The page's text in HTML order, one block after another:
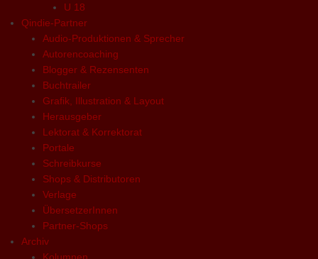
U 18
Qindie-Partner
Audio-Produktionen & Sprecher
Autorencoaching
Blogger & Rezensenten
Buchtrailer
Grafik, Illustration & Layout
Herausgeber
Lektorat & Korrektorat
Portale
Schreibkurse
Shops & Distributoren
Verlage
ÜbersetzerInnen
Partner-Shops
Archiv
Kolumnen